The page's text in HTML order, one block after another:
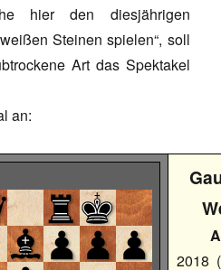
hier den diesjährigen
Steinen spielen“, soll
Art das Spektakel
an:
2018